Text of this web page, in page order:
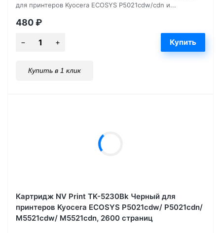
для принтеров Kyocera ECOSYS P5021cdw/cdn и...
480₽
Купить в 1 клик
Картридж NV Print TK-5230Bk Черный для
принтеров Kyocera ECOSYS P5021cdw/ P5021cdn/
M5521cdw/ M5521cdn, 2600 страниц